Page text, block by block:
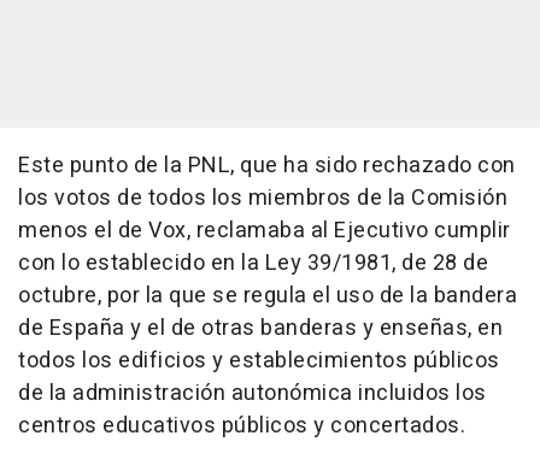
Este punto de la PNL, que ha sido rechazado con
los votos de todos los miembros de la Comisión
menos el de Vox, reclamaba al Ejecutivo cumplir
con lo establecido en la Ley 39/1981, de 28 de
octubre, por la que se regula el uso de la bandera
de España y el de otras banderas y enseñas, en
todos los edificios y establecimientos públicos
de la administración autonómica incluidos los
centros educativos públicos y concertados.